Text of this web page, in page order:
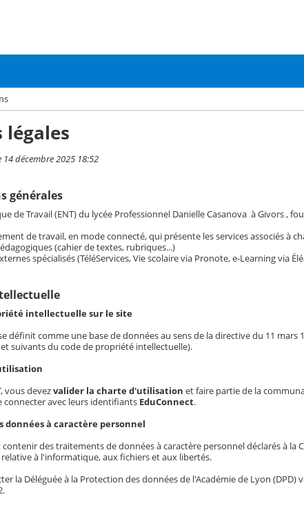
légales
décembre 2025 18:52
générales
de Travail (ENT) du lycée Professionnel Danielle Casanova à Givors ,
de travail, en mode connecté, qui présente les services associés à
(cahier de textes, rubriques...)
spécialisés (TéléServices, Vie scolaire via Pronote, e-Learning via
intellectuelle sur le site
définit comme une base de données au sens de la directive du 11
et suivants du code de propriété intellectuelle).
vous devezvalider la charte d'utilisation et faire partie de la
connecter avec leurs identifiants EduConnect.
données à caractère personnel
des traitements de données à caractère personnel déclarés à la
relative à l'informatique, aux fichiers et aux libertés.
la Déléguée à la Protection des données de l'Académie de Lyon